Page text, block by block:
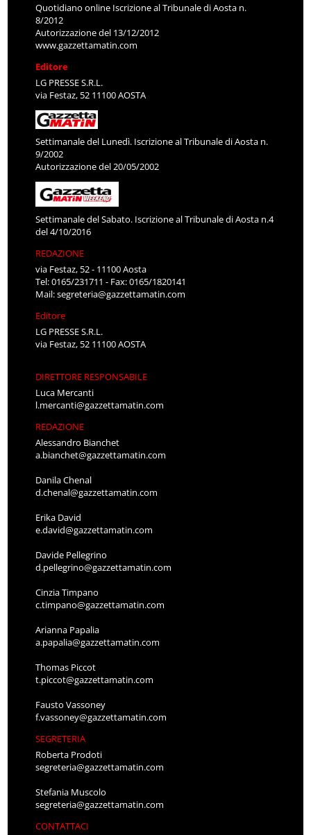
Quotidiano online Iscrizione al Tribunale di Aosta n.
8/2012
Autorizzazione del 13/12/2012
www.gazzettamatin.com
Editore
LG PRESSE S.R.L.
via Festaz, 52 11100 AOSTA
Settimanale del Lunedì. Iscrizione al Tribunale di Aosta n.
9/2002
Autorizzazione del 20/05/2002
Settimanale del Sabato. Iscrizione al Tribunale di Aosta n.4
del 4/10/2016
REDAZIONE
via Festaz, 52 - 11100 Aosta
Tel: 0165/231711 - Fax: 0165/1820141
Mail:segreteria@gazzettamatin.com
Editore
LG PRESSE S.R.L.
via Festaz, 52 11100 AOSTA
DIRETTORE RESPONSABILE
Luca Mercanti
l.mercanti@gazzettamatin.com
REDAZIONE
Alessandro Bianchet
a.bianchet@gazzettamatin.com
Danila Chenal
d.chenal@gazzettamatin.com
Erika David
e.david@gazzettamatin.com
Davide Pellegrino
d.pellegrino@gazzettamatin.com
Cinzia Timpano
c.timpano@gazzettamatin.com
Arianna Papalia
a.papalia@gazzettamatin.com
Thomas Piccot
t.piccot@gazzettamatin.com
Fausto Vassoney
f.vassoney@gazzettamatin.com
SEGRETERIA
Roberta Prodoti
segreteria@gazzettamatin.com
Stefania Muscolo
segreteria@gazzettamatin.com
CONTATTACI